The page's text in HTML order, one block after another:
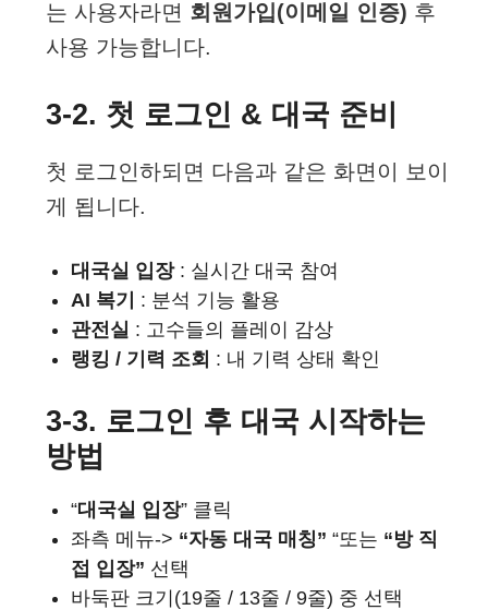
는 사용자라면 회원가입(이메일 인증) 후
사용 가능합니다.
3-2. 첫 로그인 & 대국 준비
첫 로그인하되면 다음과 같은 화면이 보이
게 됩니다.
대국실 입장: 실시간 대국 참여
AI 복기
: 분석 기능 활용
관전실 : 고수들의 플레이 감상
랭킹 / 기력 조회 : 내 기력 상태 확인
3-3. 로그인 후 대국 시작하는
방법
“대국실 입장” 클릭
좌측 메뉴-> “자동 대국 매칭” “또는 “방 직
접 입장” 선택
바둑판 크기(19줄 / 13줄 / 9줄) 중 선택